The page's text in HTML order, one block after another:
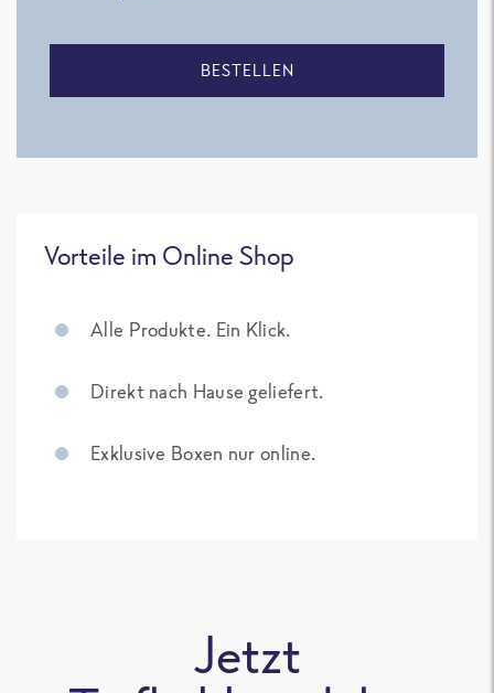
BESTELLEN
Vorteile im Online Shop
Alle Produkte. Ein Klick.
Direkt nach Hause geliefert.
Exklusive Boxen nur online.
Jetzt